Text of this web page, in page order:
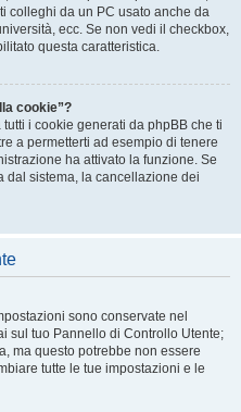
colleghi da un PC usato anche da
ecc. Se non vedi il checkbox,
questa caratteristica.
cookie”?
i cookie generati da phpBB che ti
a permetterti ad esempio di tenere
ha attivato la funzione. Se
dal sistema, la cancellazione dei
sono conservate nel
sul tuo Pannello di Controllo Utente;
ma questo potrebbe non essere
tutte le tue impostazioni e le